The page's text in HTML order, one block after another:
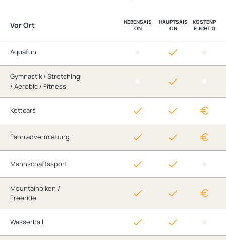
Vor Ort
NEBENSAIS
ON
HAUPTSAIS
ON
KOSTENP
FLICHTIG
Aquafun
Gymnastik / Stretching
/ Aerobic / Fitness
Kettcars
Fahrradvermietung
Mannschaftssport
Mountainbiken /
Freeride
Wasserball